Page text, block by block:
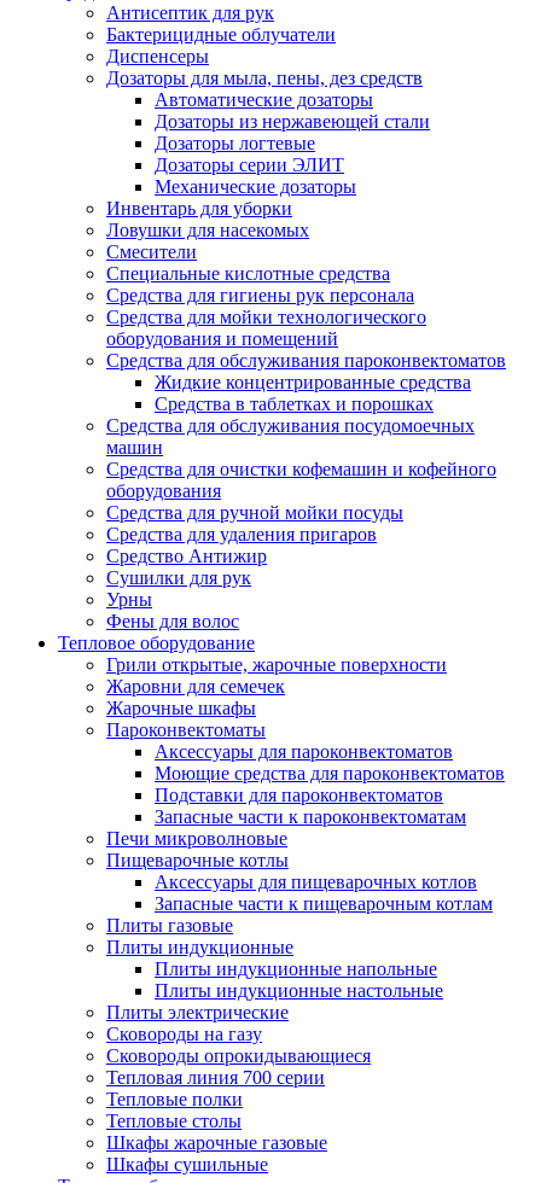
Антисептик для рук
Бактерицидные облучатели
Диспенсеры
Дозаторы для мыла, пены, дез средств
Автоматические дозаторы
Дозаторы из нержавеющей стали
Дозаторы логтевые
Дозаторы серии ЭЛИТ
Механические дозаторы
Инвентарь для уборки
Ловушки для насекомых
Смесители
Специальные кислотные средства
Средства для гигиены рук персонала
Средства для мойки технологического
оборудования и помещений
Средства для обслуживания пароконвектоматов
Жидкие концентрированные средства
Средства в таблетках и порошках
Средства для обслуживания посудомоечных
машин
Средства для очистки кофемашин и кофейного
оборудования
Средства для ручной мойки посуды
Средства для удаления пригаров
Средство Антижир
Сушилки для рук
Урны
Фены для волос
Тепловое оборудование
Грили открытые, жарочные поверхности
Жаровни для семечек
Жарочные шкафы
Пароконвектоматы
Аксессуары для пароконвектоматов
Моющие средства для пароконвектоматов
Подставки для пароконвектоматов
Запасные части к пароконвектоматам
Печи микроволновые
Пищеварочные котлы
Аксессуары для пищеварочных котлов
Запасные части к пищеварочным котлам
Плиты газовые
Плиты индукционные
Плиты индукционные напольные
Плиты индукционные настольные
Плиты электрические
Сковороды на газу
Сковороды опрокидывающиеся
Тепловая линия 700 серии
Тепловые полки
Тепловые столы
Шкафы жарочные газовые
Шкафы сушильные